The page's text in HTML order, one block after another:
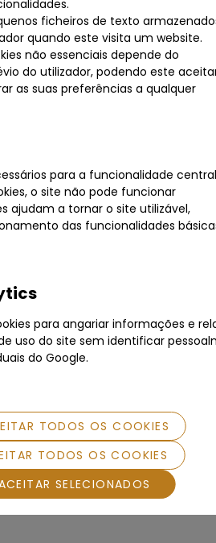
ficheiros de texto
quando este visita um website.
não essenciais depende do
do utilizador, podendo este
as suas preferências a qualquer
para a funcionalidade
o site não pode funcionar
ajudam a tornar o site utilizável,
das funcionalidades
para angariar informações e
uso do site sem identificar
do Google.
TODOS OS COOKIES
TODOS OS COOKIES
SELECIONADOS